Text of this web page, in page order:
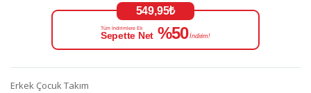
549,95₺
Tüm İndirimlere Ek
Sepette Net %50 İndirim!
Erkek Çocuk Takım